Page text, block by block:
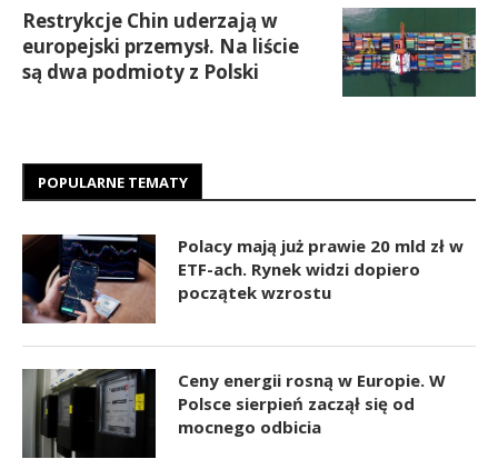
Restrykcje Chin uderzają w
europejski przemysł. Na liście
są dwa podmioty z Polski
POPULARNE TEMATY
Polacy mają już prawie 20 mld zł w
ETF-ach. Rynek widzi dopiero
początek wzrostu
Ceny energii rosną w Europie. W
Polsce sierpień zaczął się od
mocnego odbicia